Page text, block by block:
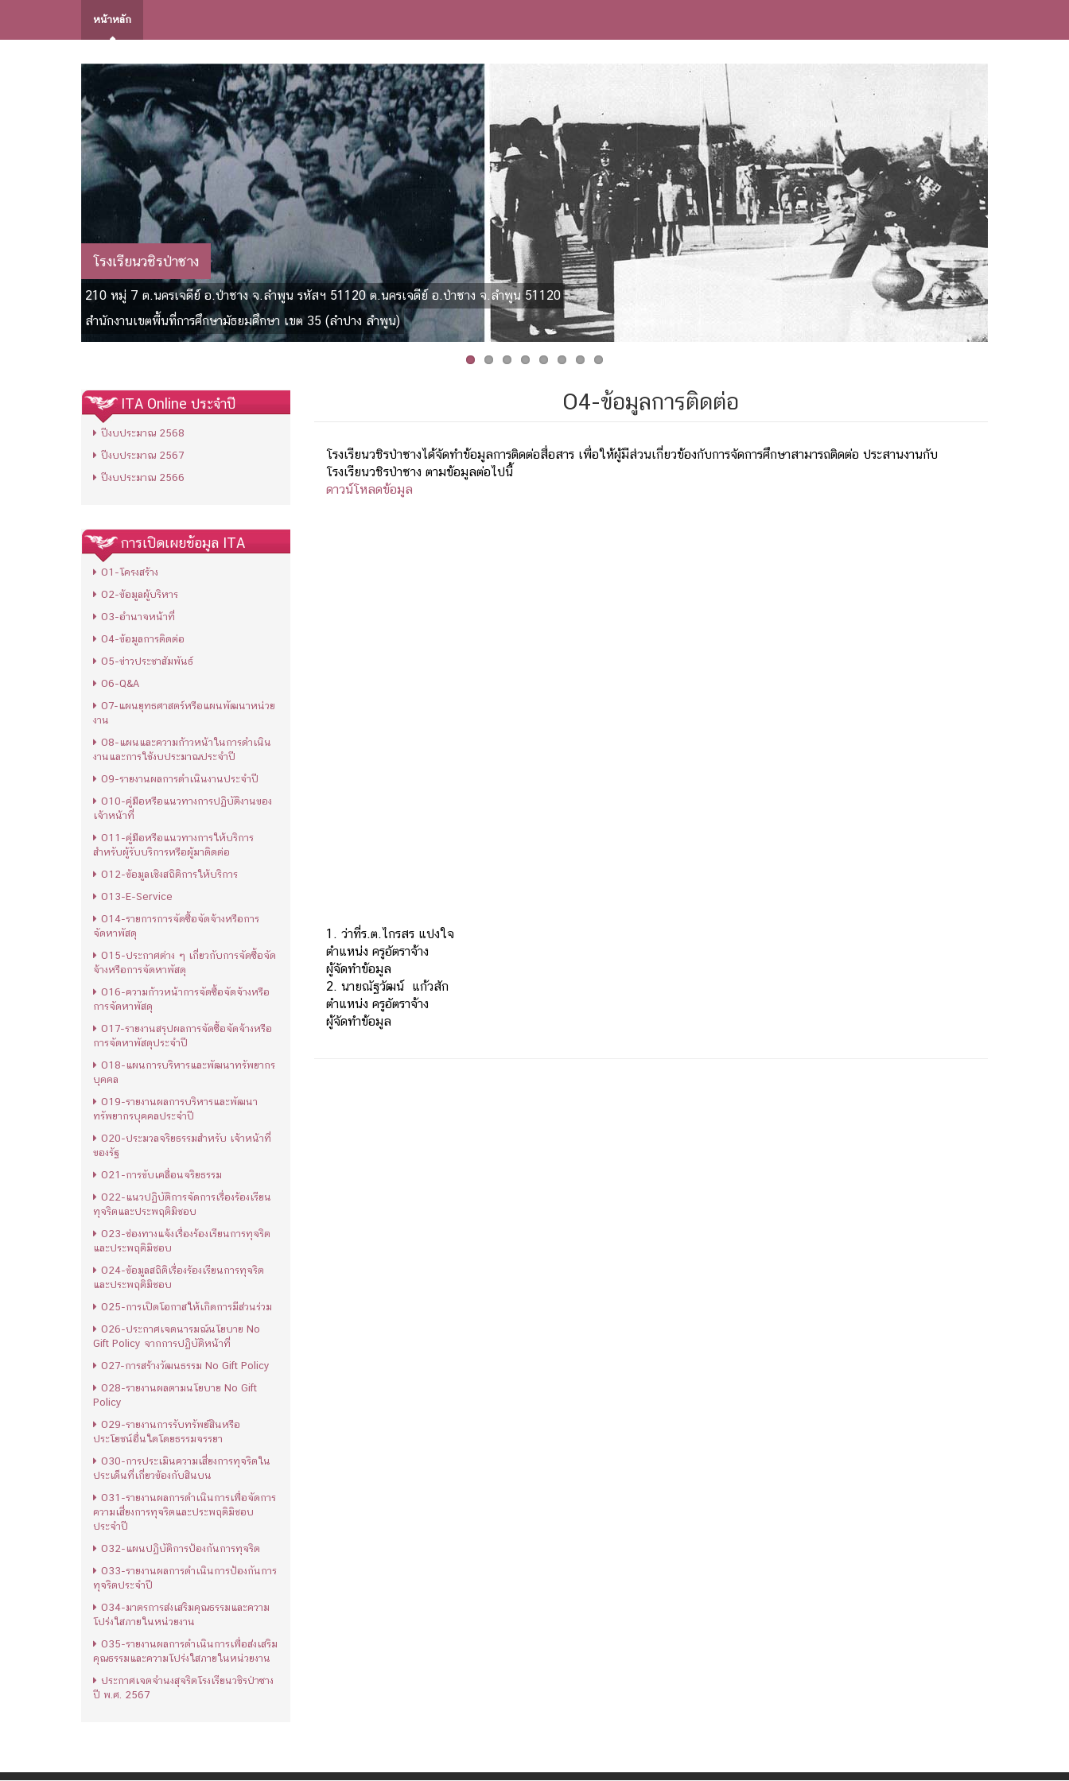
หน้าหลัก
โรงเรียนวชิรป่าซาง
210 หมู่ 7 ต.นครเจดีย์ อ.ป่าซาง จ.ลำพูน รหัสฯ 51120 ต.นครเจดีย์ อ.ป่าซาง จ.ลำพูน 51120
สำนักงานเขตพื้นที่การศึกษามัธยมศึกษา เขต 35 (ลำปาง ลำพูน)
ITA Online ประจำปี
ปีงบประมาณ 2568
ปีงบประมาณ 2567
ปีงบประมาณ 2566
การเปิดเผยข้อมูล ITA
O1-โครงสร้าง
O2-ข้อมูลผู้บริหาร
O3-อำนาจหน้าที่
O4-ข้อมูลการติดต่อ
O5-ข่าวประชาสัมพันธ์
O6-Q&A
O7-แผนยุทธศาสตร์หรือแผนพัฒนาหน่วย
งาน
O8-แผนและความก้าวหน้าในการดำเนิน
งานและการใช้งบประมาณประจำปี
O9-รายงานผลการดำเนินงานประจำปี
O10-คู่มือหรือแนวทางการปฏิบัติงานของ
เจ้าหน้าที่
O11-คู่มือหรือแนวทางการให้บริการ
สำหรับผู้รับบริการหรือผู้มาติดต่อ
O12-ข้อมูลเชิงสถิติการให้บริการ
O13-E-Service
O14-รายการการจัดซื้อจัดจ้างหรือการ
จัดหาพัสดุ
O15-ประกาศต่าง ๆ เกี่ยวกับการจัดซื้อจัด
จ้างหรือการจัดหาพัสดุ
O16-ความก้าวหน้าการจัดซื้อจัดจ้างหรือ
การจัดหาพัสดุ
O17-รายงานสรุปผลการจัดซื้อจัดจ้างหรือ
การจัดหาพัสดุประจำปี
O18-แผนการบริหารและพัฒนาทรัพยากร
บุคคล
O19-รายงานผลการบริหารและพัฒนา
ทรัพยากรบุคคลประจำปี
O20-ประมวลจริยธรรมสำหรับ เจ้าหน้าที่
ของรัฐ
O21-การขับเคลื่อนจริยธรรม
O22-แนวปฏิบัติการจัดการเรื่องร้องเรียน
ทุจริตและประพฤติมิชอบ
O23-ช่องทางแจ้งเรื่องร้องเรียนการทุจริต
และประพฤติมิชอบ
O24-ข้อมูลสถิติเรื่องร้องเรียนการทุจริต
และประพฤติมิชอบ
O25-การเปิดโอกาสให้เกิดการมีส่วนร่วม
O26-ประกาศเจตนารมณ์นโยบาย No
Gift Policy จากการปฏิบัติหน้าที่
O27-การสร้างวัฒนธรรม No Gift Policy
O28-รายงานผลตามนโยบาย No Gift
Policy
O29-รายงานการรับทรัพย์สินหรือ
ประโยชน์อื่นใดโดยธรรมจรรยา
O30-การประเมินความเสี่ยงการทุจริตใน
ประเด็นที่เกี่ยวข้องกับสินบน
O31-รายงานผลการดำเนินการเพื่อจัดการ
ความเสี่ยงการทุจริตและประพฤติมิชอบ
ประจำปี
O32-แผนปฏิบัติการป้องกันการทุจริต
O33-รายงานผลการดำเนินการป้องกันการ
ทุจริตประจำปี
O34-มาตรการส่งเสริมคุณธรรมและความ
โปร่งใสภายในหน่วยงาน
O35-รายงานผลการดำเนินการเพื่อส่งเสริม
คุณธรรมและความโปร่งใสภายในหน่วยงาน
ประกาศเจตจำนงสุจริตโรงเรียนวชิรป่าซาง
ปี พ.ศ. 2567
O4-ข้อมูลการติดต่อ
โรงเรียนวชิรป่าซางได้จัดทำข้อมูลการติดต่อสื่อสาร เพื่อให้ผู้มีส่วนเกี่ยวข้องกับการจัดการศึกษาสามารถติดต่อ ประสานงานกับ
โรงเรียนวชิรป่าซาง ตามข้อมูลต่อไปนี้
ดาวน์โหลดข้อมูล
1. ว่าที่ร.ต.ไกรสร แปงใจ
ตำแหน่ง ครูอัตราจ้าง
ผู้จัดทำข้อมูล
2. นายณัฐวัฒน์ แก้วสัก
ตำแหน่ง ครูอัตราจ้าง
ผู้จัดทำข้อมูล